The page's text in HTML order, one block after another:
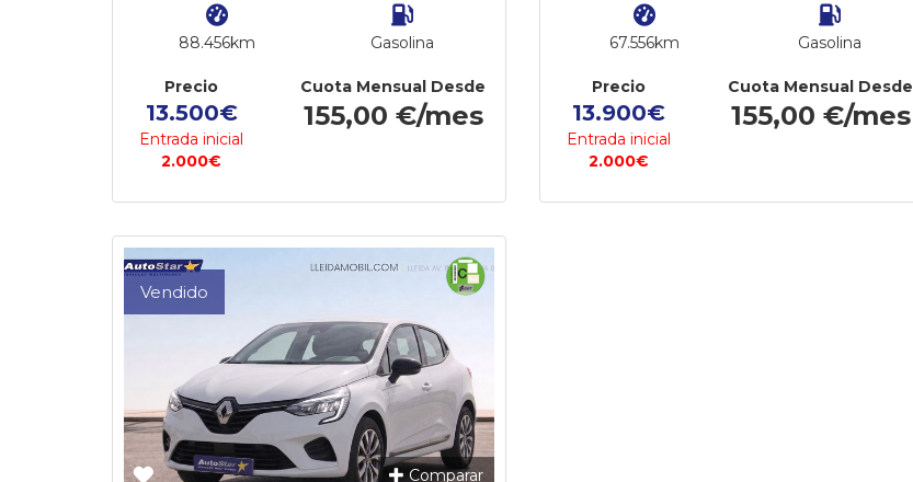
88.456km Gasolina
Precio
13.500€
Entrada inicial
2.000€
Cuota Mensual Desde
155,00 €/mes
67.556km Gasolina
Precio
13.900€
Entrada inicial
2.000€
Cuota Mensual Desde
155,00 €/mes
Vendido
Comparar